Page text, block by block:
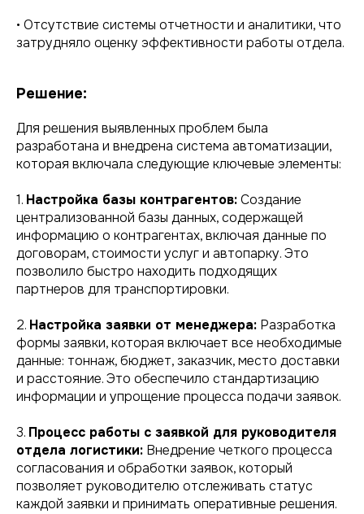
• Отсутствие системы отчетности и аналитики, что
затрудняло оценку эффективности работы отдела.
Решение:
Для решения выявленных проблем была
разработана и внедрена система автоматизации,
которая включала следующие ключевые элементы:
1. Настройка базы контрагентов:Создание
централизованной базы данных, содержащей
информацию о контрагентах, включая данные по
договорам, стоимости услуг и автопарку. Это
позволило быстро находить подходящих
партнеров для транспортировки.
2. Настройка заявки от менеджера: Разработка
формы заявки, которая включает все необходимые
данные: тоннаж, бюджет, заказчик, место доставки
и расстояние. Это обеспечило стандартизацию
информации и упрощение процесса подачи заявок.
3. Процесс работы с заявкой для руководителя
отдела логистики: Внедрение четкого процесса
согласования и обработки заявок, который
позволяет руководителю отслеживать статус
каждой заявки и принимать оперативные решения.